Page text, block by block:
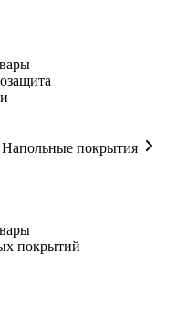
Напольные покрытия
покрытий